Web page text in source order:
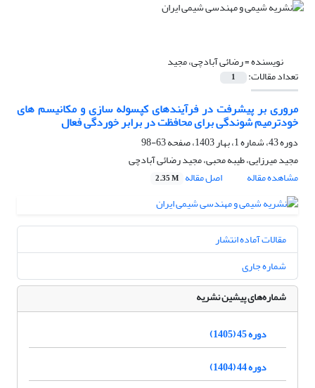
نویسنده =رضائی آبادچی، مجید
تعداد مقالات: 1
مروری بر پیشرفت در فرآیندهای کپسوله‏ سازی و مکانیسم‏ های
خودترمیم‏ شوندگی برای محافظت در برابر خوردگی فعال
دوره 43، شماره 1، بهار 1403، صفحه
63-98
مجید میرزایی، طیبه محبی، مجید رضائی آبادچی
مشاهده مقاله
اصل مقاله 2.35 M
مقالات آماده انتشار
شماره جاری
شماره‌های پیشین نشریه
دوره 45 (1405)
دوره 44 (1404)